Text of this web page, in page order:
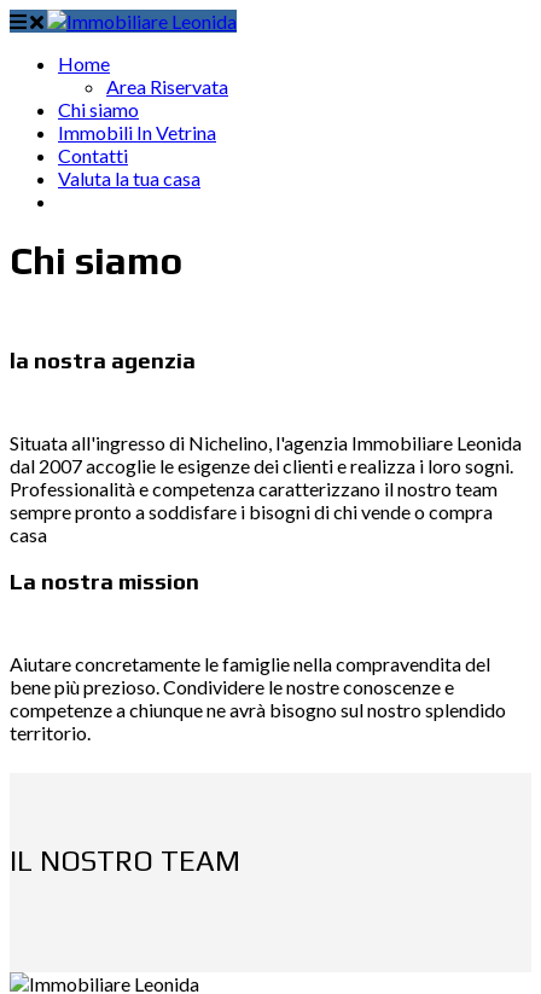
Home
Area Riservata
Chi siamo
Immobili In Vetrina
Contatti
Valuta la tua casa
Chi siamo
la nostra agenzia
Situata all'ingresso di Nichelino, l'agenzia Immobiliare Leonida
dal 2007 accoglie le esigenze dei clienti e realizza i loro sogni.
Professionalità e competenza caratterizzano il nostro team
sempre pronto a soddisfare i bisogni di chi vende o compra
casa
La nostra mission
Aiutare concretamente le famiglie nella compravendita del
bene più prezioso. Condividere le nostre conoscenze e
competenze a chiunque ne avrà bisogno sul nostro splendido
territorio.
IL NOSTRO TEAM